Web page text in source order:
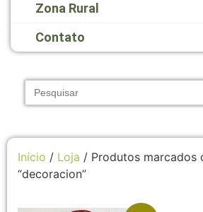
Zona Rural
Contato
Search
for:
Início / Loja / Produtos marcados
“decoracion”